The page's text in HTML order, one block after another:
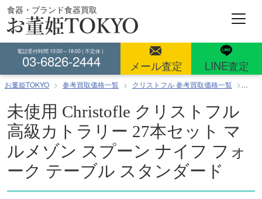
コ
ン
テ
へ
ス
ッ
プ
食器・ブランド食器買取
電話受付時間 10:00～18:00 ( 不定休 )
03-6826-2444 メール査定 LINE査定
お董姫TOKYO 参考買取価格一覧 クリストフル 参考買取価格一覧 未使
未使用 Christofle クリストフル
高級カトラリー 27本セット マ
ルメゾン スプーン ナイフ フォ
ーク テーブル スタンダード